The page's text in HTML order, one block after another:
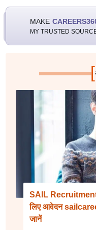
MAKE
MY TRUSTED
[
SAIL Recruitment
लिए आवेदन
जानें